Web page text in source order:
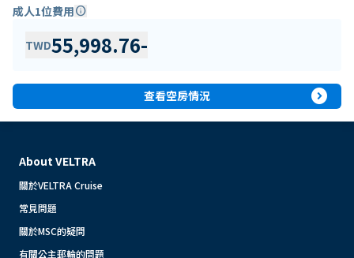
成人1位費用info
TWD55,998.76-
查看空房情況 expand_circle_right
About VELTRA
關於VELTRA Cruise
常見問題
關於MSC的疑問
有關公主郵輪的問題